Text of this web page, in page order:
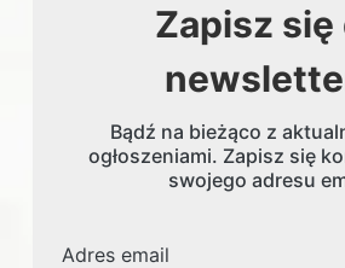
Zapisz się
Bądź na bieżąco z
ogłoszeniami. Zapisz się
swojego adresu
Adres email